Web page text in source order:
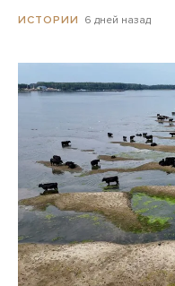
ИСТОРИИ 6 дней назад